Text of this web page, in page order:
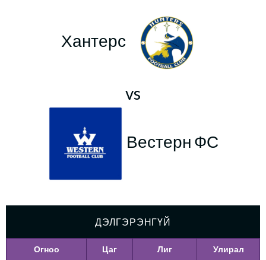
Хантерс
vs
Вестерн ФС
ДЭЛГЭРЭНГҮЙ
Огноо Цаг Лиг Улирал